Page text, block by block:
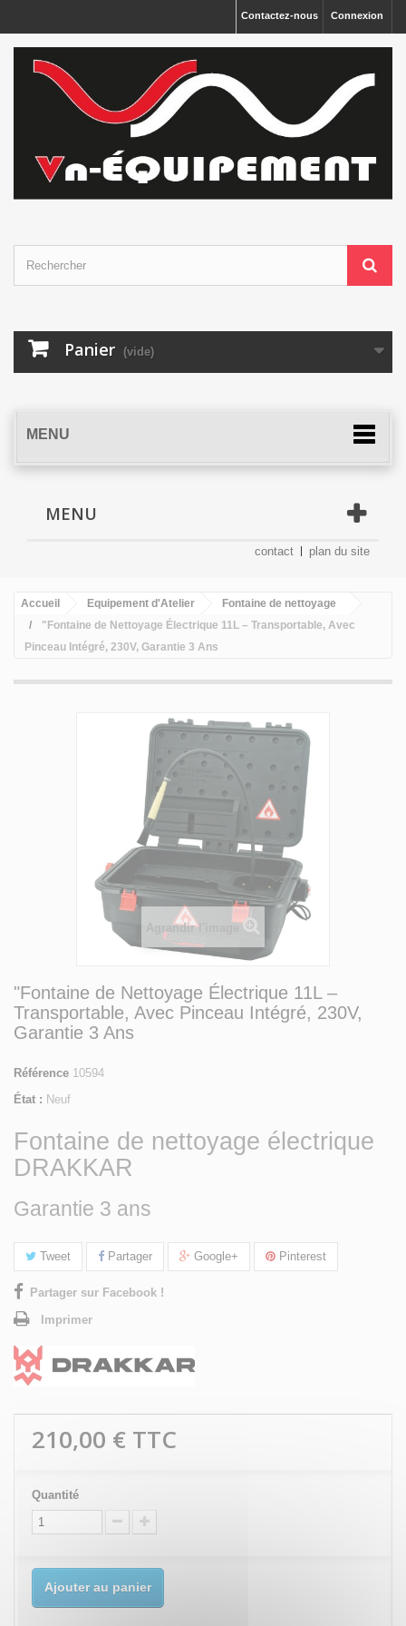
Connexion
Contactez-nous
Panier (vide)
MENU
MENU
contact plan du site
Accueil Equipement d'Atelier
Fontaine de nettoyage
"Fontaine de Nettoyage Électrique 11L – Transportable, Avec
Pinceau Intégré, 230V, Garantie 3 Ans
Agrandir l'image
"Fontaine de Nettoyage Électrique 11L –
Transportable, Avec Pinceau Intégré, 230V,
Garantie 3 Ans
Référence 10594
État : Neuf
Fontaine de nettoyage électrique
DRAKKAR
Garantie 3 ans
Tweet Partager Google+ Pinterest
Partager sur Facebook !
Imprimer
210,00 € TTC
Quantité
Ajouter au panier